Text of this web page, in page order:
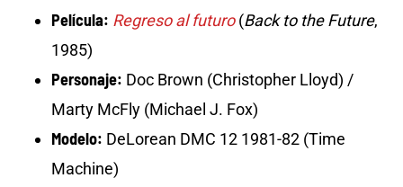
Película: Regreso al futuro(Back to the Future,
1985)
Personaje: Doc Brown (Christopher Lloyd) /
Marty McFly (Michael J. Fox)
Modelo: DeLorean DMC 12 1981-82 (Time
Machine)